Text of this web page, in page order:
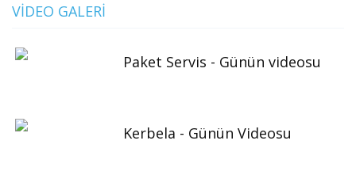
VIDEO GALERI
Paket Servis - Günün videosu
Kerbela - Günün Videosu